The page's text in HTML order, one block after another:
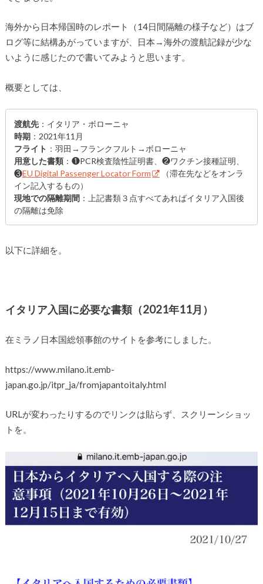
海外から日本帰国時のレポート（14日間隔離の様子など）はブ
ログ等に結構あがっていますが、日本→海外の渡航記録が少な
いように感じたので書いてみようと思います。
概要としては、
渡航先 ：イタリア・ボローニャ
時期 ：2021年11月
フライト ：羽田→フランクフルト→ボローニャ
用意した書類 ：❶PCR検査陰性証明書、❷ワクチン接種証明、
❸EU Digital Passenger Locator Form
（滞在先などをオンラ
イン記入するもの）
現地での隔離期間 ：上記書類３点すべてあればイタリア入国後
の隔離は免除
以下に詳細を。
イタリア入国に必要な書類（2021年11月）
在ミラノ日本国総領事館のサイトを参考にしました。
https://www.milano.it.emb-
japan.go.jp/itpr_ja/fromjapantoitaly.html
URLが変わったりするのでリンクは貼らず、スクリーンショッ
トを。